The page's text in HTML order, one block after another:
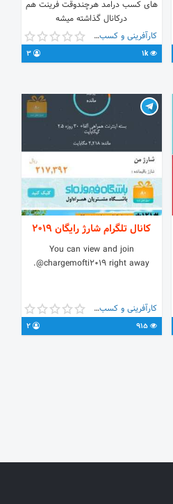
های کسب درامد هرچندوقت فرینت هم
درکانال گذاشته میشه
کارآفرینی و کسب و کار
1k
3
کانال تلگرام شارژ رایگان ۲۰۱۹
You can view and join
@chargemofti2019 right away.
کارآفرینی و کسب و کار
915
2